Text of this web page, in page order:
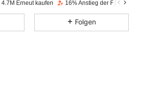
4.7M Erneut kaufen 16% Anstieg der Follower
Folgen